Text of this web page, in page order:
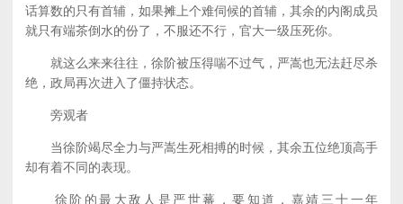
话算数的只有首辅，如果摊上个难伺候的首辅，其余的内阁成员
就只有端茶倒水的份了，不服还不行，官大一级压死你。
就这么来来往往，徐阶被压得喘不过气，严嵩也无法赶尽杀
绝，政局再次进入了僵持状态。
旁观者
当徐阶竭尽全力与严嵩生死相搏的时候，其余五位绝顶高手
却有着不同的表现。
徐阶的最大敌人是严世蕃，要知道，嘉靖三十一年